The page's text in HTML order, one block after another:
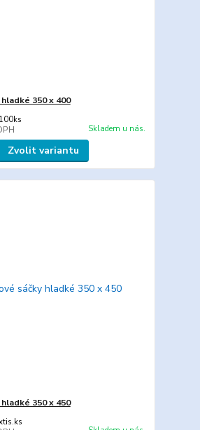
350 x 400
Skladem u nás.
Zvolit variantu
350 x 450